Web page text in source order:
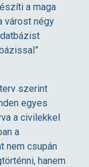
a maga
várost négy
szerint
egyes
a civilekkel
a
nem csupán
hanem